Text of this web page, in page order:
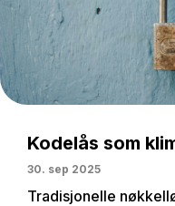
Kodelås som
30. sep 2025
Tradisjonelle